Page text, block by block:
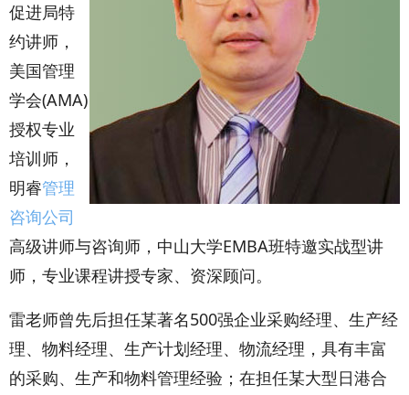
促进局特
约讲师，
美国管理
学会(AMA)
授权专业
培训师，
明睿管理
咨询公司
高级讲师与咨询师，中山大学EMBA班特邀实战型讲
师，专业课程讲授专家、资深顾问。
雷老师曾先后担任某著名500强企业采购经理、生产经
理、物料经理、生产计划经理、物流经理，具有丰富
的采购、生产和物料管理经验；在担任某大型日港合